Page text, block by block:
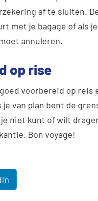
af te sluiten.
met je bagage of als
annuleren.
op rise
voorbereid op reis
van plan bent de
niet kunt of wilt
Bon voyage!